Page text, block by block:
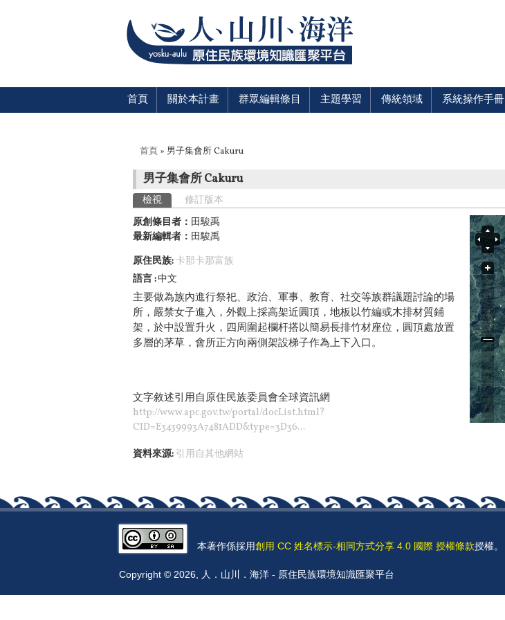
首頁 關於本計畫 群眾編輯條目 主題學習 傳統領域 系統操作手冊
您在這裡
首頁 » 男子集會所 Cakuru
男子集會所 Cakuru
主要索引標籤
檢視 (作用中頁籤)
修訂版本
原創條目者： 田駿禹
最新編輯者： 田駿禹
原住民族:卡那卡那富族
語言 中文
主要做為族內進行祭祀、政治、軍事、教育、社交等族群議題討論的場
所，嚴禁女子進入，外觀上採高架近圓頂，地板以竹編或木排材質鋪
架，於中設置升火，四周圍起欄杆搭以簡易長排竹材座位，圓頂處放置
多層的茅草，會所正方向兩側架設梯子作為上下入口。
文字敘述引用自 原住民族委員會全球資訊網
http://www.apc.gov.tw/portal/docList.html?
CID=E3439993A7481ADD&type=3D36...
資料來源: 引用自其他網站
本著作係採用創用 CC 姓名標示-相同方式分享 4.0 國際 授權條款授權。
Copyright © 2026, 人．山川．海洋 - 原住民族環境知識匯聚平台